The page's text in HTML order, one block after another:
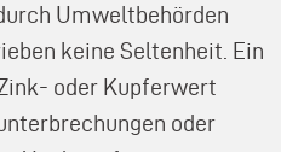
Umweltbehörden
keine Seltenheit. Ein
oder Kupferwert
oder